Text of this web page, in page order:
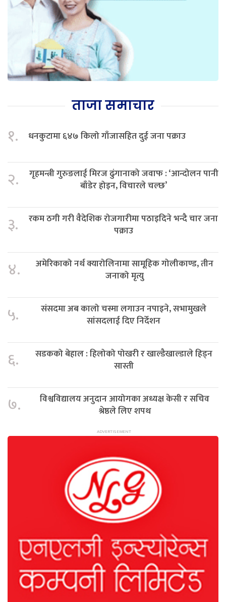
ताजा समाचार
१. धनकुटामा ६४७ किलो गाँजासहित दुई जना पक्राउ
२.
गृहमन्त्री गुरुङलाई मिरज ढुंगानाको जवाफ : ‘आन्दोलन पानी
बाँडेर होइन, विचारले चल्छ’
३.
रकम ठगी गरी वैदेशिक रोजगारीमा पठाइदिने भन्दै चार जना
पक्राउ
४.
अमेरिकाको नर्थ क्यारोलिनामा सामूहिक गोलीकाण्ड, तीन
जनाको मृत्यु
५.
संसदमा अब कालो चस्मा लगाउन नपाइने, सभामुखले
सांसदलाई दिए निर्देशन
६.
सडकको बेहाल : हिलोको पोखरी र खाल्डैखाल्डाले हिड्न
सास्ती
७.
विश्वविद्यालय अनुदान आयोगका अध्यक्ष केसी र सचिव
श्रेष्ठले लिए शपथ